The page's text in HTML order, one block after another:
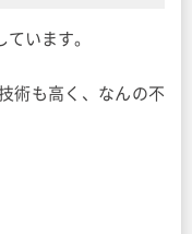
います。
術も高く、なんの不